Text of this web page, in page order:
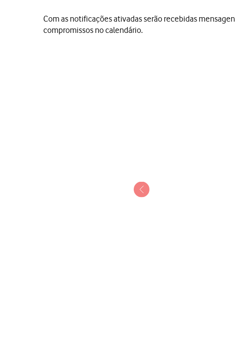
Com as notificações ativadas serão recebidas
compromissos no calendário.